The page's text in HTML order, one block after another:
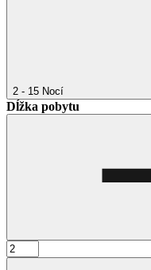
2 - 15 Nocí
Dĺžka pobytu